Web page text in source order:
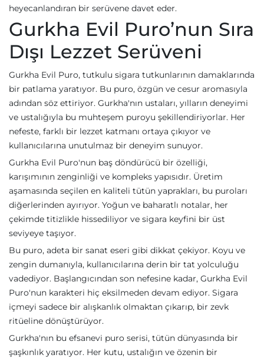
heyecanlandıran bir serüvene davet eder.
Gurkha Evil Puro’nun Sıra
Dışı Lezzet Serüveni
Gurkha Evil Puro, tutkulu sigara tutkunlarının damaklarında
bir patlama yaratıyor. Bu puro, özgün ve cesur aromasıyla
adından söz ettiriyor. Gurkha'nın ustaları, yılların deneyimi
ve ustalığıyla bu muhteşem puroyu şekillendiriyorlar. Her
nefeste, farklı bir lezzet katmanı ortaya çıkıyor ve
kullanıcılarına unutulmaz bir deneyim sunuyor.
Gurkha Evil Puro'nun baş döndürücü bir özelliği,
karışımının zenginliği ve kompleks yapısıdır. Üretim
aşamasında seçilen en kaliteli tütün yaprakları, bu puroları
diğerlerinden ayırıyor. Yoğun ve baharatlı notalar, her
çekimde titizlikle hissediliyor ve sigara keyfini bir üst
seviyeye taşıyor.
Bu puro, adeta bir sanat eseri gibi dikkat çekiyor. Koyu ve
zengin dumanıyla, kullanıcılarına derin bir tat yolculuğu
vadediyor. Başlangıcından son nefesine kadar, Gurkha Evil
Puro'nun karakteri hiç eksilmeden devam ediyor. Sigara
içmeyi sadece bir alışkanlık olmaktan çıkarıp, bir zevk
ritüeline dönüştürüyor.
Gurkha'nın bu efsanevi puro serisi, tütün dünyasında bir
şaşkınlık yaratıyor. Her kutu, ustalığın ve özenin bir